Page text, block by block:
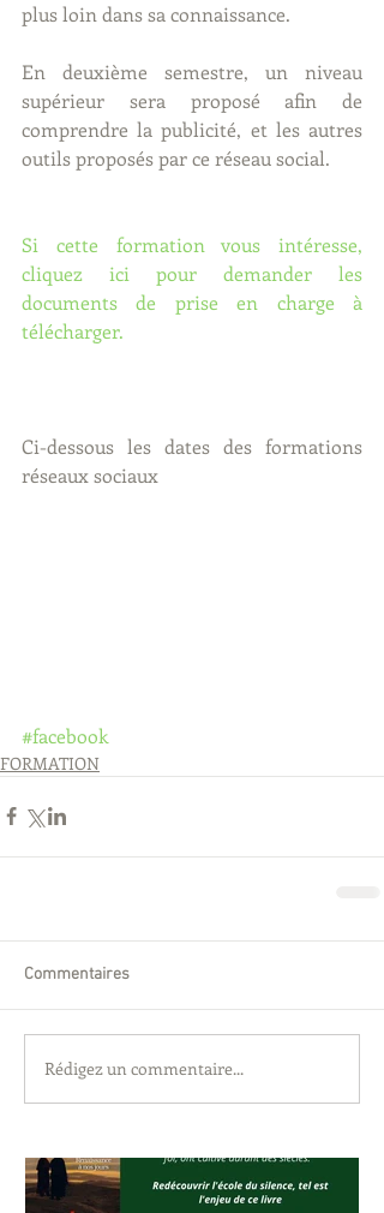
plus loin dans sa connaissance.
En deuxième semestre, un niveau
supérieur sera proposé afin de
comprendre la publicité, et les autres
outils proposés par ce réseau social.
Si cette formation vous intéresse,
cliquez ici pour demander les
documents de prise en charge à
télécharger.
Ci-dessous les dates des formations
réseaux sociaux
#facebook
FORMATION
Commentaires
Rédigez un commentaire...